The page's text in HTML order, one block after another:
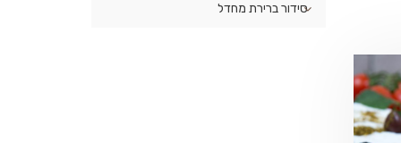
סידור ברירת מחדל